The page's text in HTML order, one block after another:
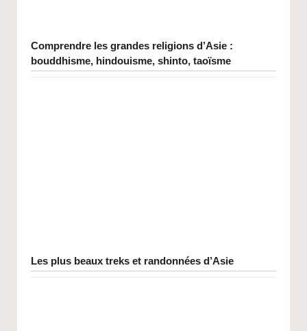
Comprendre les grandes religions d’Asie :
bouddhisme, hindouisme, shinto, taoïsme
Les plus beaux treks et randonnées d’Asie